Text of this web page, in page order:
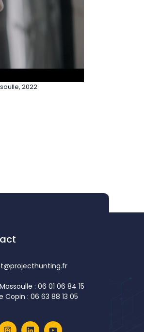
2022
: 06 01 06 84 15
Copin : 06 63 88 13 05